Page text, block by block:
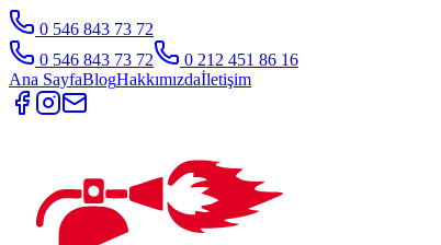
0 546 843 73 72
0 546 843 73 72
0 212 451 86 16
Ana SayfaBlogHakkımızdaİletişim